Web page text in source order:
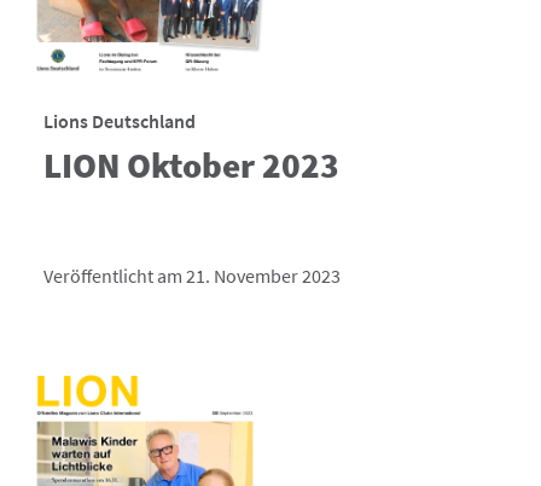
Lions Deutschland
LION Oktober 2023
Veröffentlicht am 21. November 2023